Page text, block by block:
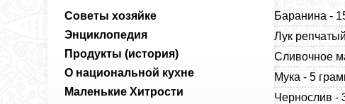
Советы хозяйке
Энциклопедия
Продукты (история)
О национальной кухне
Маленькие Хитрости
Баранина -
Лук
Сливочное
Мука - 5
Чернослив -